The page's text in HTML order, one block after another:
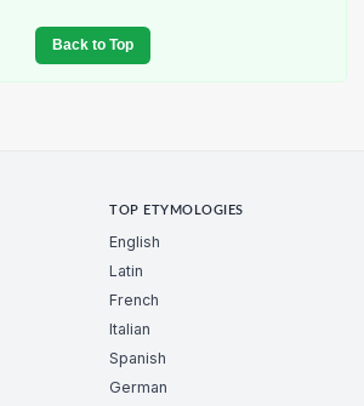
Back to Top
TOP ETYMOLOGIES
English
Latin
French
Italian
Spanish
German